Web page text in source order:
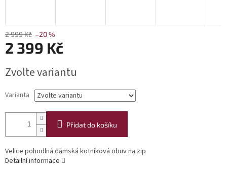
2 999 Kč –20 %
2 399 Kč
cena:
Zvolte variantu
Varianta
Přidat do košíku
Velice pohodlná dámská kotníková obuv na zip
Detailní informace